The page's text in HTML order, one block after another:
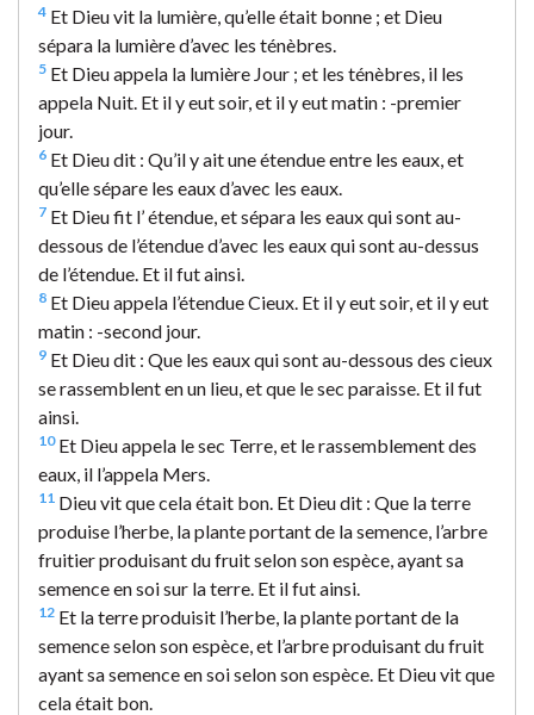
4 Et Dieu vit la lumière, qu’elle était bonne ; et Dieu
sépara la lumière d’avec les ténèbres.
5 Et Dieu appela la lumière Jour ; et les ténèbres, il les
appela Nuit. Et il y eut soir, et il y eut matin : -premier
jour.
6 Et Dieu dit : Qu’il y ait une étendue entre les eaux, et
qu’elle sépare les eaux d’avec les eaux.
7 Et Dieu fit l’ étendue, et sépara les eaux qui sont au-
dessous de l’étendue d’avec les eaux qui sont au-dessus
de l’étendue. Et il fut ainsi.
8 Et Dieu appela l’étendue Cieux. Et il y eut soir, et il y eut
matin : -second jour.
9 Et Dieu dit : Que les eaux qui sont au-dessous des cieux
se rassemblent en un lieu, et que le sec paraisse. Et il fut
ainsi.
10Et Dieu appela le sec Terre, et le rassemblement des
eaux, il l’appela Mers.
11 Dieu vit que cela était bon. Et Dieu dit : Que la terre
produise l’herbe, la plante portant de la semence, l’arbre
fruitier produisant du fruit selon son espèce, ayant sa
semence en soi sur la terre. Et il fut ainsi.
12 Et la terre produisit l’herbe, la plante portant de la
semence selon son espèce, et l’arbre produisant du fruit
ayant sa semence en soi selon son espèce. Et Dieu vit que
cela était bon.